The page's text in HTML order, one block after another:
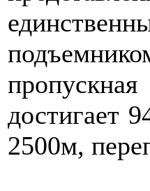
достигает
2500м,